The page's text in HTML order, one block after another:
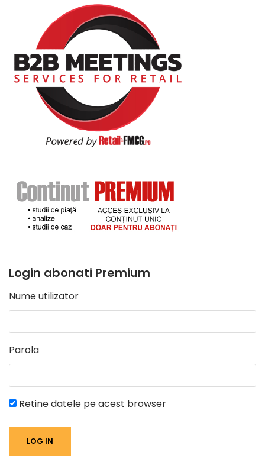
Login abonati Premium
Nume utilizator
Parola
Retine datele pe acest browser